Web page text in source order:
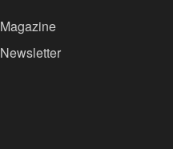
Magazine
Newsletter